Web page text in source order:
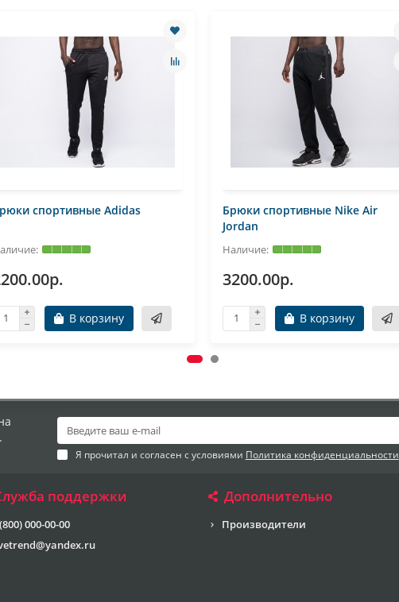
спортивные Adidas
В корзину
Брюки спортивные Nike Air
Jordan
3200.00р.
В корзину
Я прочитал и согласен с условиями Политика конфиденциальности
поддержки
000-00-00
Дополнительно
Производители